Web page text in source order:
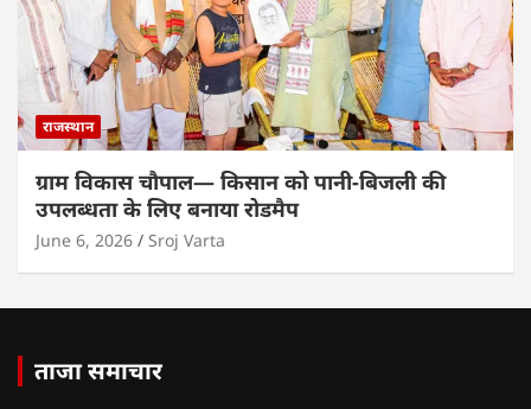
राजस्थान
ग्राम विकास चौपाल— किसान को पानी-बिजली की
उपलब्धता के लिए बनाया रोडमैप
June 6, 2026 Sroj Varta
ताजा समाचार